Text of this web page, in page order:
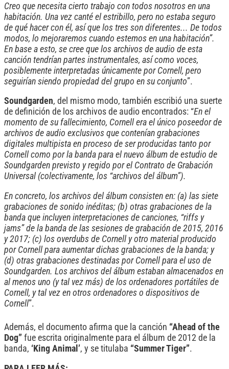
Creo que necesita cierto trabajo con todos nosotros en una
habitación. Una vez canté el estribillo, pero no estaba seguro
de qué hacer con él, así que los tres son diferentes... De todos
modos, lo mejoraremos cuando estemos en una habitación”.
En base a esto, se cree que los archivos de audio de esta
canción tendrían partes instrumentales, así como voces,
posiblemente interpretadas únicamente por Cornell, pero
seguirían siendo propiedad del grupo en su conjunto”.
Soundgarden, del mismo modo, también escribió una suerte
de definición de los archivos de audio encontrados: “En el
momento de su fallecimiento, Cornell era el único poseedor de
archivos de audio exclusivos que contenían grabaciones
digitales multipista en proceso de ser producidas tanto por
Cornell como por la banda para el nuevo álbum de estudio de
Soundgarden previsto y regido por el Contrato de Grabación
Universal (colectivamente, los “archivos del álbum”).
En concreto, los archivos del álbum consisten en: (a) las siete
grabaciones de sonido inéditas; (b) otras grabaciones de la
banda que incluyen interpretaciones de canciones, “riffs y
jams” de la banda de las sesiones de grabación de 2015, 2016
y 2017; (c) los overdubs de Cornell y otro material producido
por Cornell para aumentar dichas grabaciones de la banda; y
(d) otras grabaciones destinadas por Cornell para el uso de
Soundgarden. Los archivos del álbum estaban almacenados en
al menos uno (y tal vez más) de los ordenadores portátiles de
Cornell, y tal vez en otros ordenadores o dispositivos de
Cornell”.
Además, el documento afirma que la canción “Ahead of the
Dog” fue escrita originalmente para el álbum de 2012 de la
banda, ‘King Animal’, y se titulaba “Summer Tiger”.